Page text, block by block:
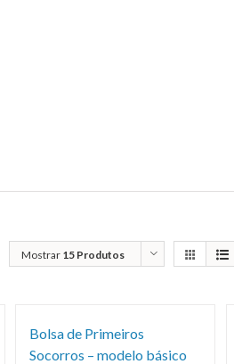
Mostrar 15 Produtos
Bolsa de Primeiros
Socorros – modelo básico